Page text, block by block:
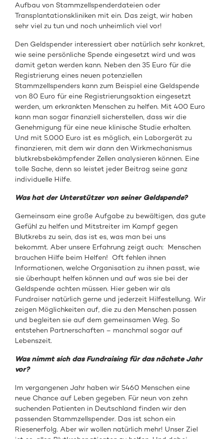
Aufbau von Stammzellspenderdateien oder
Transplantationskliniken mit ein. Das zeigt, wir haben
sehr viel zu tun und noch unheimlich viel vor!
Den Geldspender interessiert aber natürlich sehr konkret,
wie seine persönliche Spende eingesetzt wird und was
damit getan werden kann. Neben den 35 Euro für die
Registrierung eines neuen potenziellen
Stammzellspenders kann zum Beispiel eine Geldspende
von 80 Euro für eine Registrierungsaktion eingesetzt
werden, um erkrankten Menschen zu helfen. Mit 400 Euro
kann man sogar finanziell sicherstellen, dass wir die
Genehmigung für eine neue klinische Studie erhalten.
Und mit 5.000 Euro ist es möglich, ein Laborgerät zu
finanzieren, mit dem wir dann den Wirkmechanismus
blutkrebsbekämpfender Zellen analysieren können. Eine
tolle Sache, denn so leistet jeder Beitrag seine ganz
individuelle Hilfe.
Was hat der Unterstützer von seiner Geldspende?
Gemeinsam eine große Aufgabe zu bewältigen, das gute
Gefühl zu helfen und Mitstreiter im Kampf gegen
Blutkrebs zu sein, das ist es, was man bei uns
bekommt. Aber unsere Erfahrung zeigt auch: Menschen
brauchen Hilfe beim Helfen! Oft fehlen ihnen
Informationen, welche Organisation zu ihnen passt, wie
sie überhaupt helfen können und auf was sie bei der
Geldspende achten müssen. Hier geben wir als
Fundraiser natürlich gerne und jederzeit Hilfestellung. Wir
zeigen Möglichkeiten auf, die zu den Menschen passen
und begleiten sie auf dem gemeinsamen Weg. So
entstehen Partnerschaften – manchmal sogar auf
Lebenszeit.
Was nimmt sich das Fundraising für das nächste Jahr
vor?
Im vergangenen Jahr haben wir 5460 Menschen eine
neue Chance auf Leben gegeben. Für neun von zehn
suchenden Patienten in Deutschland finden wir den
passenden Stammzellspender. Das ist schon ein
Riesenerfolg. Aber wir wollen natürlich mehr! Unser Ziel